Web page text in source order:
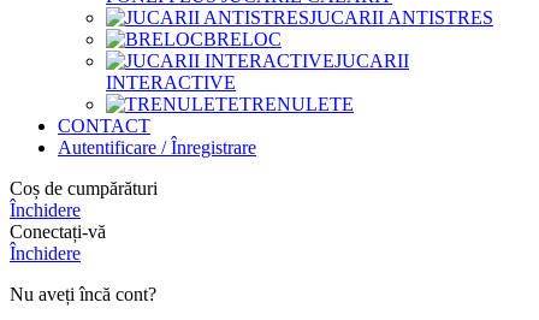
JUCARII ANTISTRES
BRELOC
JUCARII
INTERACTIVE
TRENULETE
CONTACT
Autentificare / Înregistrare
Coș de cumpărături
Închidere
Conectați-vă
Închidere
Nu aveți încă cont?